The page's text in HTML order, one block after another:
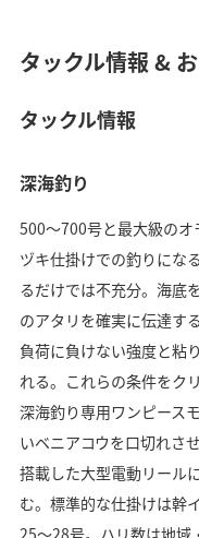
タックル情報 &
タックル情報
深海釣り
500～700号と最大級の
ヅキ仕掛けでの釣りにな
るだけでは不充分。海底
のアタリを確実に伝達す
負荷に負けない強度と粘
れる。これらの条件をク
深海釣り専用ワンピース
いベニアコウを口切れさ
搭載した大型電動リール
む。標準的な仕掛けは幹